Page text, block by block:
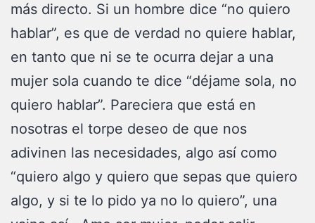
más directo. Si un hombre dice “no quiero
hablar”, es que de verdad no quiere hablar,
en tanto que ni se te ocurra dejar a una
mujer sola cuando te dice “déjame sola, no
quiero hablar”. Pareciera que está en
nosotras el torpe deseo de que nos
adivinen las necesidades, algo así como
“quiero algo y quiero que sepas que quiero
algo, y si te lo pido ya no lo quiero”, una